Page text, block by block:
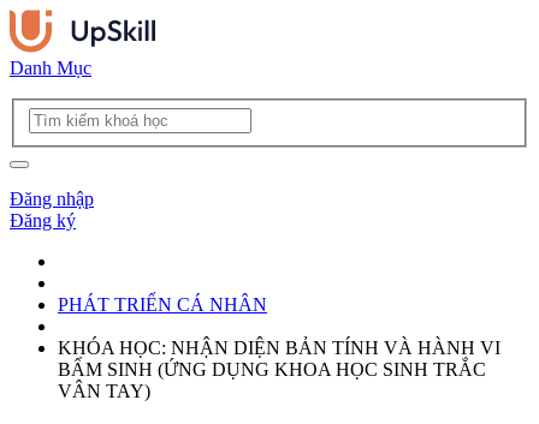
Danh Mục
Đăng nhập
Đăng ký
PHÁT TRIỂN CÁ NHÂN
KHÓA HỌC: NHẬN DIỆN BẢN TÍNH VÀ HÀNH VI
BẨM SINH (ỨNG DỤNG KHOA HỌC SINH TRẮC
VÂN TAY)